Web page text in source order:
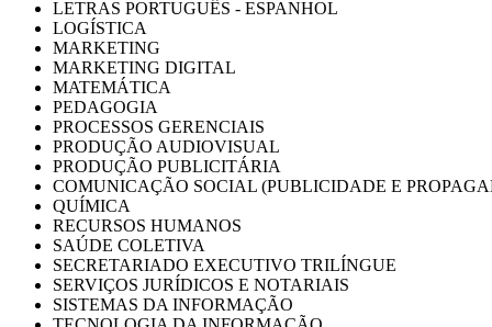
LETRAS PORTUGUÊS - ESPANHOL
LOGÍSTICA
MARKETING
MARKETING DIGITAL
MATEMÁTICA
PEDAGOGIA
PROCESSOS GERENCIAIS
PRODUÇÃO AUDIOVISUAL
PRODUÇÃO PUBLICITÁRIA
COMUNICAÇÃO SOCIAL (PUBLICIDADE E
QUÍMICA
RECURSOS HUMANOS
SAÚDE COLETIVA
SECRETARIADO EXECUTIVO TRILÍNGUE
SERVIÇOS JURÍDICOS E NOTARIAIS
SISTEMAS DA INFORMAÇÃO